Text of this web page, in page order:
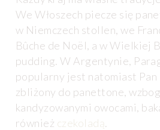
We Włoszech piecze się
w Niemczech stollen, we
Bûche de Noël, a w Wielkiej
pudding. W Argentynie,
popularny jest natomiast
zbliżony do panettone,
kandyzowanymi owocami,
również czekoladą.